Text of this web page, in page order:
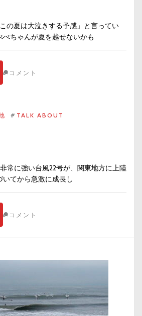
の夏は大泣きする予感」と言ってい
ちゃんが夏を越せないかも
コメント
# TALK ABOUT
常に強い台風22号が、関東地方に上陸
いてから急激に成長し
コメント